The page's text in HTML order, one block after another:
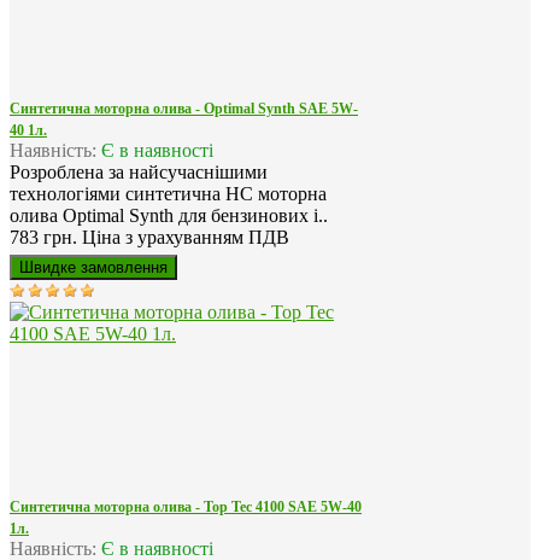
Синтетична моторна олива - Optimal Synth SAE 5W-
40 1л.
Наявність: Є в наявності
Розроблена за найсучаснішими
технологіями синтетична HC моторна
олива Optimal Synth для бензинових і..
783 грн. Ціна з урахуванням ПДВ
Синтетична моторна олива - Top Tec 4100 SAE 5W-40
1л.
Наявність: Є в наявності